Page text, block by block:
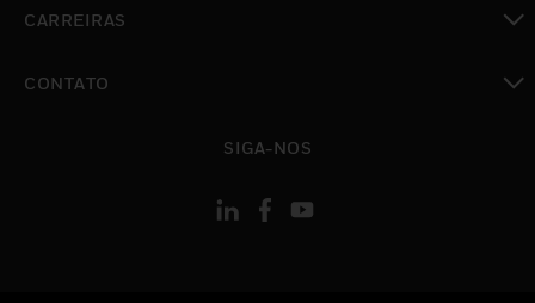
CARREIRAS
CONTATO
SIGA-NOS